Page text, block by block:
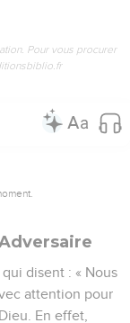
Pour vous procurer
disent : « Nous
attention pour
En effet,